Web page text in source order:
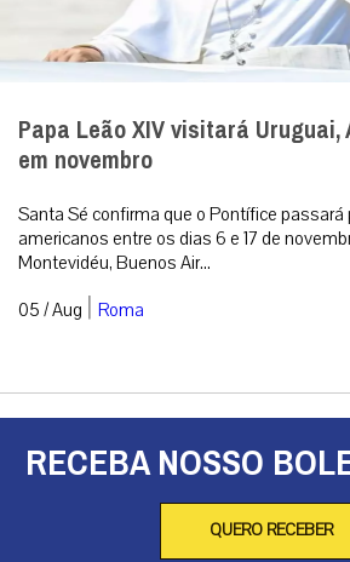
Papa Leão XIV visitará
em novembro
Santa Sé confirma que o Pontífice
americanos entre os dias 6 e 17 de
Montevidéu, Buenos Air...
05 / Aug | Roma
RECEBA NOSSO
QUERO RECEBER